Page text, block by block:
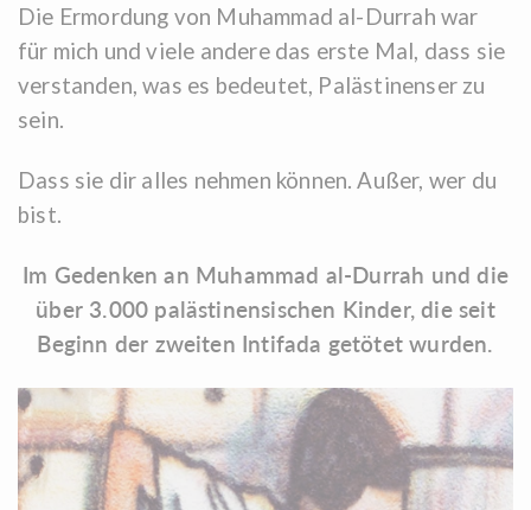
Die Ermordung von Muhammad al-Durrah war
für mich und viele andere das erste Mal, dass sie
verstanden, was es bedeutet, Palästinenser zu
sein.
Dass sie dir alles nehmen können. Außer, wer du
bist.
Im Gedenken an Muhammad al-Durrah und die
über 3.000 palästinensischen Kinder, die seit
Beginn der zweiten Intifada getötet wurden.